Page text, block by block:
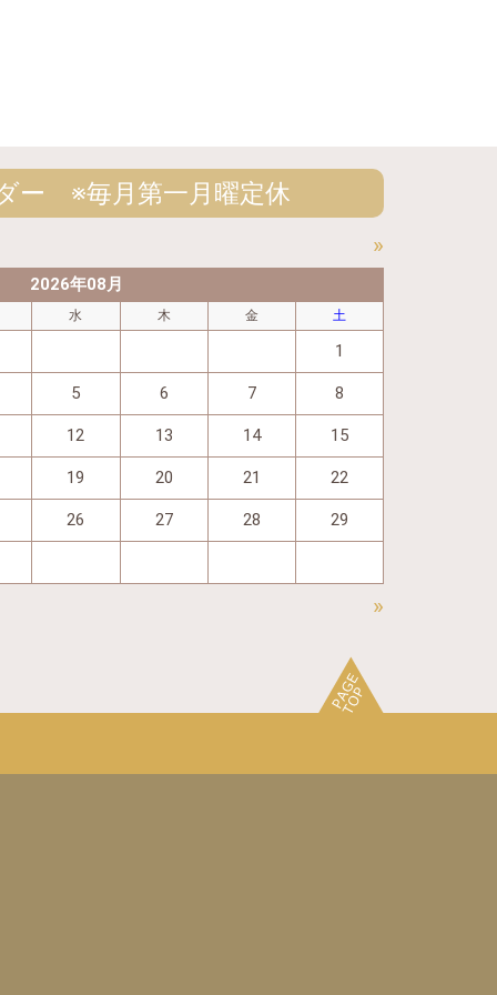
ー ※毎月第一月曜定休
»
2026年08月
水 木 金 土
1
5 6 7 8
12 13 14 15
19 20 21 22
26 27 28 29
»